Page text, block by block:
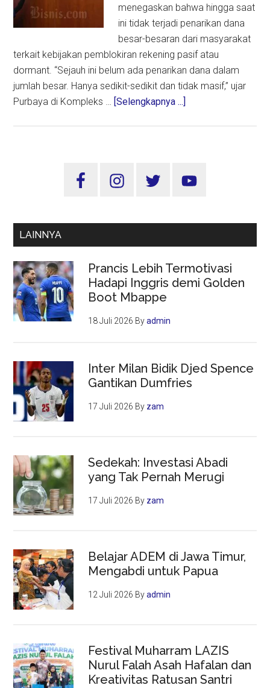
menegaskan bahwa hingga saat
ini tidak terjadi penarikan dana
besar-besaran dari masyarakat
terkait kebijakan pemblokiran rekening pasif atau
dormant. “Sejauh ini belum ada penarikan dana dalam
jumlah besar. Hanya sedikit-sedikit dan tidak masif,” ujar
Purbaya di Kompleks … [Selengkapnya ...]
Penarikan
besaran
Rekening
Dormant
Sidebar
LAINNYA
Prancis Lebih Termotivasi
Hadapi Inggris demi Golden
Boot Mbappe
18 Juli 2026 Byadmin
Inter Milan Bidik Djed Spence
Gantikan Dumfries
17 Juli 2026 By zam
Sedekah: Investasi Abadi
yang Tak Pernah Merugi
17 Juli 2026 By zam
Belajar ADEM di Jawa Timur,
Mengabdi untuk Papua
12 Juli 2026 Byadmin
Festival Muharram LAZIS
Nurul Falah Asah Hafalan dan
Kreativitas Ratusan Santri